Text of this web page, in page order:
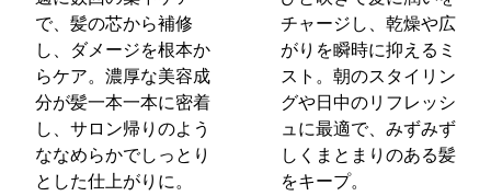
で、髪の芯から補修
し、ダメージを根本か
らケア。濃厚な美容成
分が髪一本一本に密着
し、サロン帰りのよう
ななめらかでしっとり
とした仕上がりに。
チャージし、乾燥や広
がりを瞬時に抑えるミ
スト。朝のスタイリン
グや日中のリフレッシ
ュに最適で、みずみず
しくまとまりのある髪
をキープ。